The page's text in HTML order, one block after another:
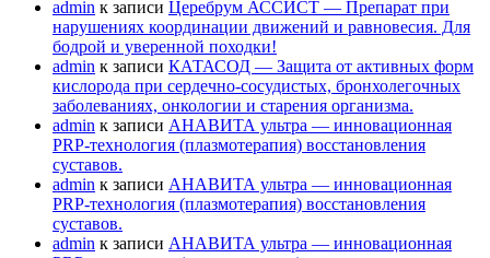
admin к записи Церебрум АССИСТ — Препарат при
нарушениях координации движений и равновесия. Для
бодрой и уверенной походки!
admin к записи КАТАСОД — Защита от активных форм
кислорода при сердечно-сосудистых, бронхолегочных
заболеваниях, онкологии и старения организма.
admin к записи АНАВИТА ультра — инновационная
PRP-технология (плазмотерапия) восстановления
суставов.
admin к записи АНАВИТА ультра — инновационная
PRP-технология (плазмотерапия) восстановления
суставов.
admin к записи АНАВИТА ультра — инновационная